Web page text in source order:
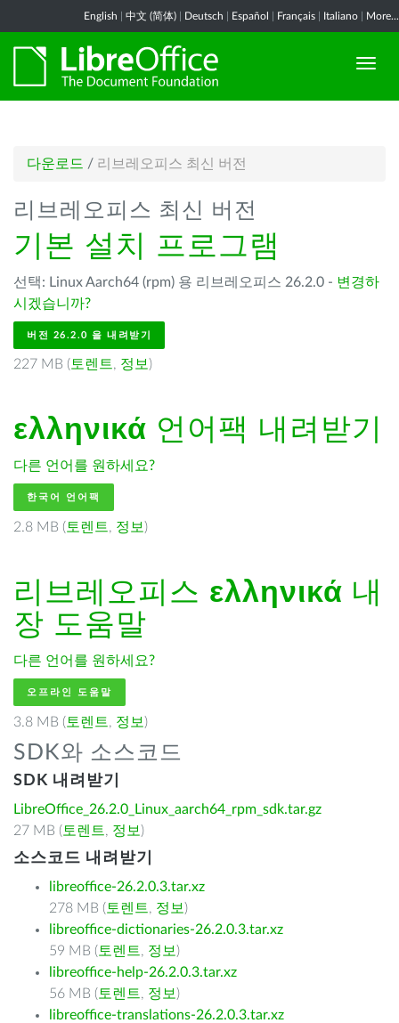
English 中文 (简体) Deutsch Español Français Italiano More...
다운로드 / 리브레오피스 최신 버전
리브레오피스 최신 버전
기본 설치 프로그램
선택: Linux Aarch64 (rpm) 용 리브레오피스 26.2.0 - 변경하
시겠습니까?
버전 26.2.0 을 내려받기
227 MB ( 토렌트, 정보 )
ελληνικά 언어팩 내려받기
다른 언어를 원하세요?
한국어 언어팩
2.8 MB ( 토렌트, 정보 )
리브레오피스 ελληνικά 내
장 도움말
다른 언어를 원하세요?
오프라인 도움말
3.8 MB ( 토렌트, 정보 )
SDK와 소스코드
SDK 내려받기
LibreOffice_26.2.0_Linux_aarch64_rpm_sdk.tar.gz
27 MB ( 토렌트, 정보 )
소스코드 내려받기
libreoffice-26.2.0.3.tar.xz
278 MB ( 토렌트, 정보 )
libreoffice-dictionaries-26.2.0.3.tar.xz
59 MB ( 토렌트, 정보 )
libreoffice-help-26.2.0.3.tar.xz
56 MB ( 토렌트, 정보 )
libreoffice-translations-26.2.0.3.tar.xz